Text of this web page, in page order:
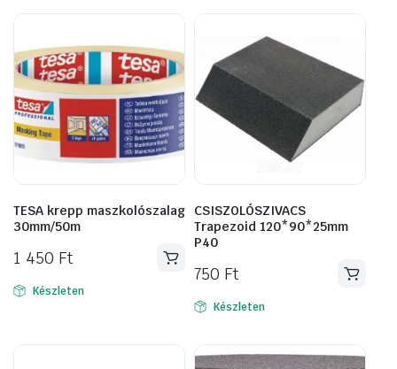
TESA krepp maszkolószalag
30mm/50m
1 450 Ft
Készleten
CSISZOLÓSZIVACS
Trapezoid 120*90*25mm
P40
750 Ft
Készleten